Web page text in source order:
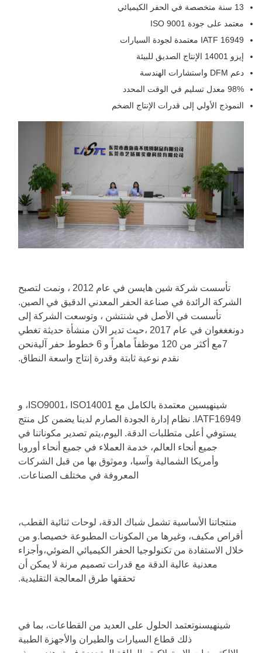
معتمد على جودة ISO 9001
IATF 16949 معتمدة لجودة السيارات
إيزو 14001 الإنتاج الصديق للبيئة
دعم DFM واستشارات الهندسة
98% معدل تسليم في الوقت المحدد
النموذج الأولي إلى قدرات الإنتاج الضخم
تأسست شركة شين هايسن في عام 2012 ، ونمت لتصبح
الشركة الرائدة في صناعة الحفر المعدني الدقيق في الصين.
تأسست في الأصل في شنتشن ، وتوسعت الشركة إلى
دونغغغوان في عام 2017 ،حيث تدير الآن منشأة حديثة تغطي
7مع أكثر من 120 موظفاً ماهراً و 6 خطوط حفر آليةنحن
نقدم نوعية ثابتة وقدرة إنتاج واسعة النطاق.
شينهيسين معتمدة بالكامل مع ISO9001، ISO14001، و
IATF16949. نظام إدارة الجودة الصارم لدينا يضمن كل منتج
يستوفي أعلى متطلبات الدقة. اليوم،يتم تصدير مكوناتنا في
جميع أنحاء العالم، خدمة العملاء في جميع أنحاء أوروبا
وأمريكا الشمالية وآسيا، وموثوق بها من قبل الشركات
المعروفة في مختلف الصناعات.
منتجاتنا الأساسية تشمل شباك الدقة، لوحات ثنائية القطب،
أقراص مكيف، وغيرها من المكونات المطبوعة خصيصا.و من
خلال الاستفادة من تكنولوجيا الحفر الكيميائي الضوئي،وأجزاء
معدنية عالية الدقة مع قدرات تصميم مرنة لا يمكن أن
تحققها طرق المعالجة التقليدية.
شينهيسنوتعتمد الحلول على العديد من القطاعات، بما في
ذلك قطاع السيارات والطيران والأجهزة الطبية